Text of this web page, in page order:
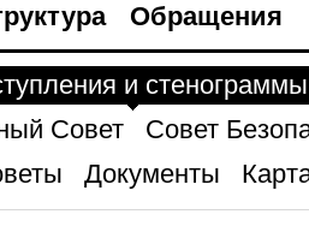
Обращения
и стенограммы
Совет
Совет
Документы